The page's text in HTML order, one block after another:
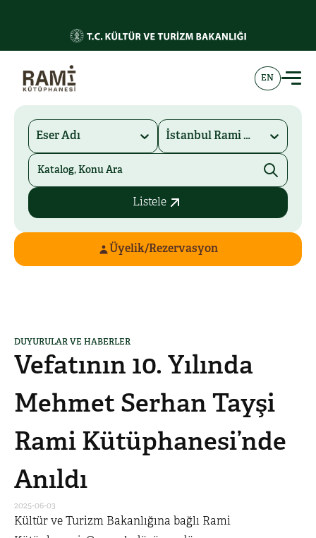
EN
Eser Adı İstanbul Rami Kütüphanesi
Listele
Üyelik/Rezervasyon
DUYURULAR VE HABERLER
Vefatının 10. Yılında
Mehmet Serhan Tayşi
Rami Kütüphanesi’nde
Anıldı
2025-06-03
Kültür ve Turizm Bakanlığına bağlı Rami